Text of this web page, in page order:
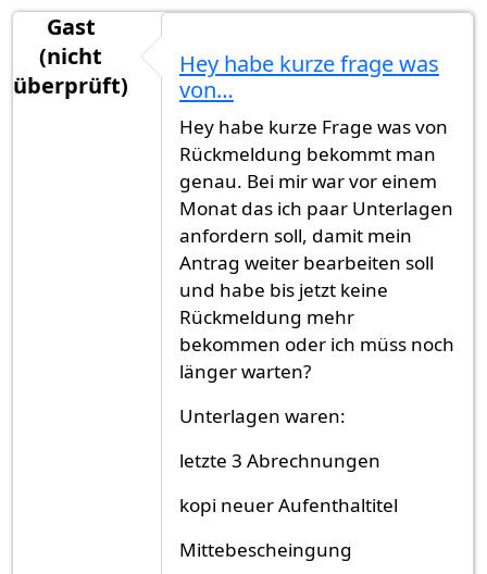
Gast
(nicht
überprüft)
Hey habe kurze frage was
von…
Hey habe kurze Frage was von
Rückmeldung bekommt man
genau. Bei mir war vor einem
Monat das ich paar Unterlagen
anfordern soll, damit mein
Antrag weiter bearbeiten soll
und habe bis jetzt keine
Rückmeldung mehr
bekommen oder ich müss noch
länger warten?
Unterlagen waren:
letzte 3 Abrechnungen
kopi neuer Aufenthaltitel
Mittebescheingung